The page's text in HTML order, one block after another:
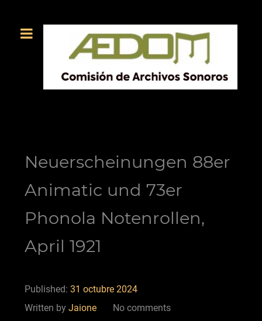
Neuerscheinungen 88er
Animatic und 73er
Phonola Notenrollen,
April 1921
Published: 31 octubre 2024
Written by Jaione No comments